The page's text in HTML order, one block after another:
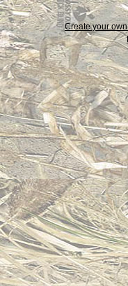
Create your